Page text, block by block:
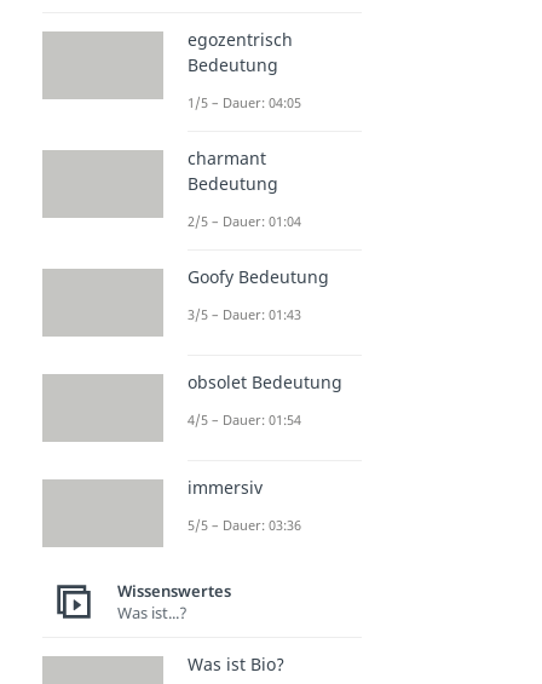
egozentrisch
Bedeutung
1/5 – Dauer: 04:05
charmant
Bedeutung
2/5 – Dauer: 01:04
Goofy Bedeutung
3/5 – Dauer: 01:43
obsolet Bedeutung
4/5 – Dauer: 01:54
immersiv
5/5 – Dauer: 03:36
Wissenswertes
Was ist...?
Was ist Bio?